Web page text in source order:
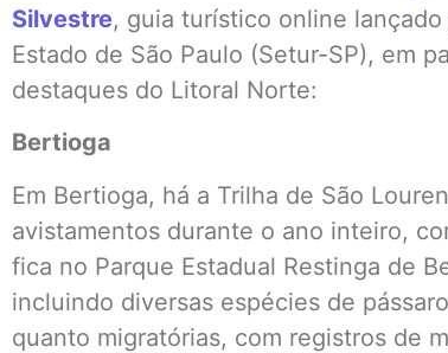
Silvestre, guia turístico online
Estado de São Paulo (Setur-SP), em
destaques do Litoral Norte:
Bertioga
Em Bertioga, há a Trilha de São
avistamentos durante o ano inteiro,
fica no Parque Estadual Restinga de
incluindo diversas espécies de
quanto migratórias, com registros de